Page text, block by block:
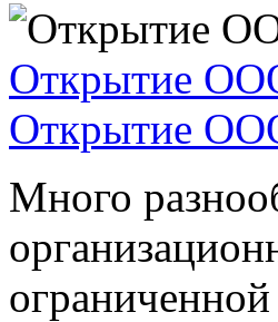
Открытие
Открытие
Много